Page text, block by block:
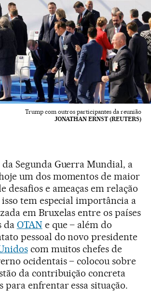
Trump com outros participantes da reunião
JONATHAN ERNST (REUTERS)
Segunda Guerra Mundial, a
um dos momentos de maior
desafios e ameaças em relação
isso tem especial importância a
em Bruxelas entre os países
da OTANe que – além do
pessoal do novo presidente
com muitos chefes de
ocidentais – colocou sobre
da contribuição concreta
para enfrentar essa situação.